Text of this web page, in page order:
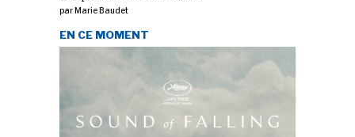
parMarie Baudet
EN CE MOMENT